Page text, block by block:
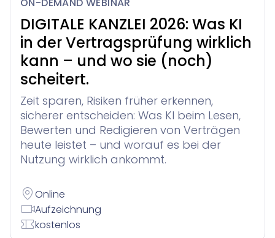
DIGITALE KANZLEI 2026: Was KI
in der Vertragsprüfung wirklich
kann – und wo sie (noch)
scheitert.
Zeit sparen, Risiken früher erkennen,
sicherer entscheiden: Was KI beim Lesen,
Bewerten und Redigieren von Verträgen
heute leistet – und worauf es bei der
Nutzung wirklich ankommt.
Online
Aufzeichnung
kostenlos